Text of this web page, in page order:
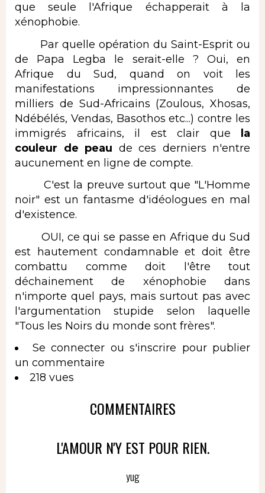
que seule l'Afrique échapperait à la
xénophobie.
Par quelle opération du Saint-Esprit ou
de Papa Legba le serait-elle ? Oui, en
Afrique du Sud, quand on voit les
manifestations impressionnantes de
milliers de Sud-Africains (Zoulous, Xhosas,
Ndébélés, Vendas, Basothos etc...) contre les
immigrés africains, il est clair que
la
couleur de peau de ces derniers n'entre
aucunement en ligne de compte.
C'est la preuve surtout que "L'Homme
noir" est un fantasme d'idéologues en mal
d'existence.
OUI, ce qui se passe en Afrique du Sud
est hautement condamnable et doit être
combattu comme doit l'être tout
déchainement de xénophobie dans
n'importe quel pays, mais surtout pas avec
l'argumentation stupide selon laquelle
"Tous les Noirs du monde sont frères".
Se connecter ou s'inscrire pour publier
un commentaire
218 vues
COMMENTAIRES
L'AMOUR N'Y EST POUR RIEN.
yug